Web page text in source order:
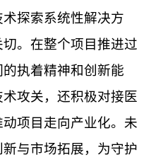
探索系统性解决方
。在整个项目推进过
执着精神和创新能
攻关，还积极对接医
项目走向产业化。未
与市场拓展，为守护